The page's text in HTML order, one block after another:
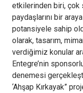
etkilerinden biri, çok
paydaşlarını bir
potansiyele sahip
olarak, tasarım,
verdiğimiz konular
Entegre’nin
denemesi
‘Ahşap Kırkayak”